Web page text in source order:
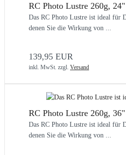
RC Photo Lustre 260g,
Das RC Photo Lustre ist ideal für
denen Sie die Wirkung von ...
139,95 EUR
inkl. MwSt. zzgl. Versand
RC Photo Lustre 260g,
Das RC Photo Lustre ist ideal für
denen Sie die Wirkung von ...